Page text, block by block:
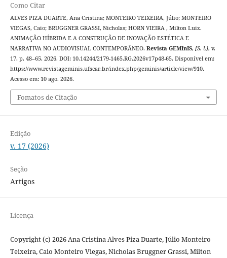
Como Citar
ALVES PIZA DUARTE, Ana Cristina; MONTEIRO TEIXEIRA, Júlio; MONTEIRO
VIEGAS, Caio; BRUGGNER GRASSI, Nicholas; HORN VIEIRA , Milton Luiz.
ANIMAÇÃO HÍBRIDA E A CONSTRUÇÃO DE INOVAÇÃO ESTÉTICA E
NARRATIVA NO AUDIOVISUAL CONTEMPORÂNEO. Revista GEMInIS, [S. l.], v.
17, p. 48–65, 2026. DOI: 10.14244/2179-1465.RG.2026v17p48-65. Disponível em:
https://www.revistageminis.ufscar.br/index.php/geminis/article/view/910.
Acesso em: 10 ago. 2026.
Fomatos de Citação
Edição
v. 17 (2026)
Seção
Artigos
Licença
Copyright (c) 2026 Ana Cristina Alves Piza Duarte, Júlio Monteiro
Teixeira, Caio Monteiro Viegas, Nicholas Bruggner Grassi, Milton